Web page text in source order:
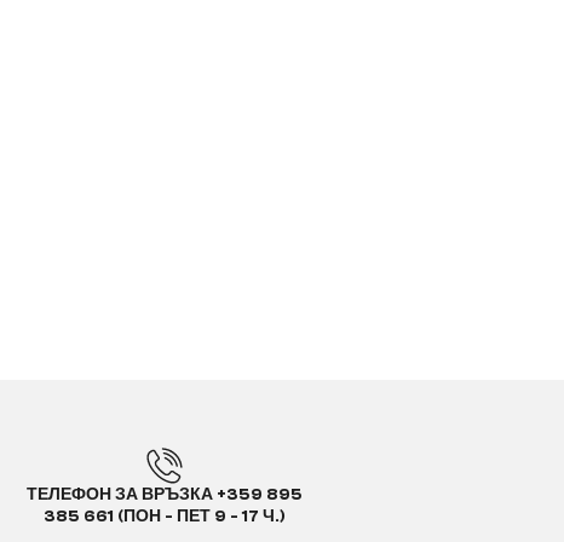
ТЕЛЕФОН ЗА ВРЪЗКА +359 895
385 661 (ПОН - ПЕТ 9 - 17 Ч.)